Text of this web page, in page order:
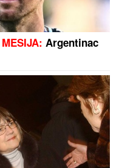
Argentinac